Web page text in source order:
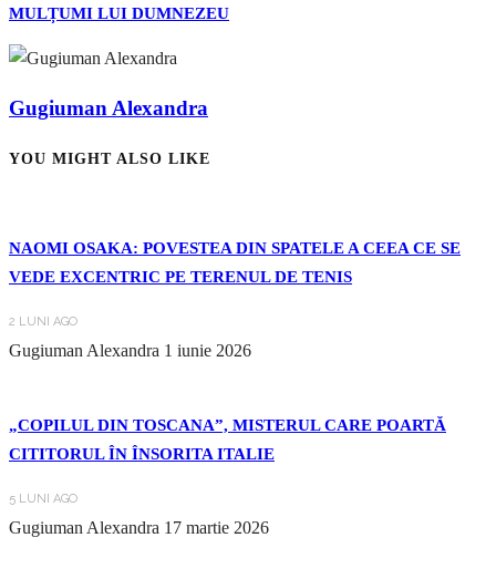
MULȚUMI LUI DUMNEZEU
Gugiuman Alexandra
YOU MIGHT ALSO LIKE
NAOMI OSAKA: POVESTEA DIN SPATELE A CEEA CE SE
VEDE EXCENTRIC PE TERENUL DE TENIS
2 LUNI AGO
Gugiuman Alexandra 1 iunie 2026
„COPILUL DIN TOSCANA”, MISTERUL CARE POARTĂ
CITITORUL ÎN ÎNSORITA ITALIE
5 LUNI AGO
Gugiuman Alexandra 17 martie 2026